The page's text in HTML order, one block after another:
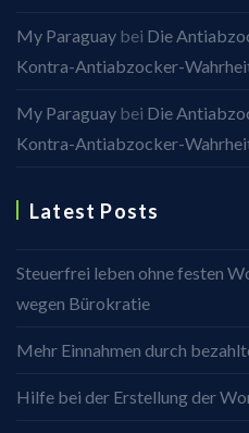
My Paraguay bei Die
Kontra-Antiabzocker-
My Paraguay bei Die
Kontra-Antiabzocker-
Latest Posts
Steuerfrei leben ohne festen
wegen Bürokratie
Mehr Einnahmen durch
Hilfe bei der Erstellung der